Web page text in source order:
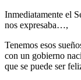
Inmediatamente el
nos expresaba…,
Tenemos esos
con un gobierno
que se puede ser